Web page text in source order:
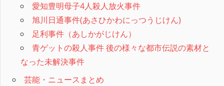
愛知豊明母子4人殺人放火事件
旭川日通事件(あさひかわにっつうじけん)
足利事件（あしかがじけん）
青ゲットの殺人事件 後の様々な都市伝説の素材と
なった未解決事件
芸能・ニュースまとめ